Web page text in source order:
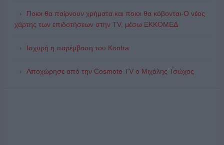
Ποιοι θα παίρνουν χρήματα και ποιοι θα κόβονται-Ο νέος
χάρτης των επιδοτήσεων στην TV, μέσω ΕΚΚΟΜΕΔ
Ισχυρή η παρέμβαση του Kontra
Αποχώρησε από την Cosmote TV o Μιχάλης Τσώχος